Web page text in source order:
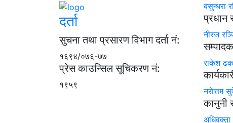
दर्ता
सुचना तथा प्रसारण विभाग दर्ता नं:
१६९४/०७६-७७
प्रेस काउन्सिल सूचिकरण नं:
१९५९
बसुन्धरा
प्रधान
नीरज
राकेश
नराेत्तम
कानुनी
अधिवक्ता